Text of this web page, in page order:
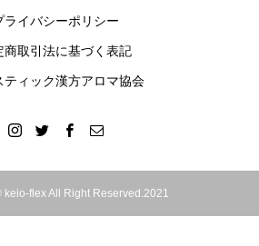
ライバシーポリシー
商取引法に基づく表記
ティック漢方アロマ協会
flex All Right Reserved.2021